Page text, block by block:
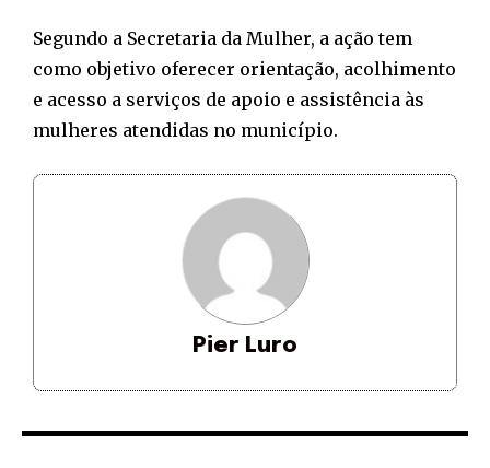
Segundo a Secretaria da Mulher, a ação tem
como objetivo oferecer orientação, acolhimento
e acesso a serviços de apoio e assistência às
mulheres atendidas no município.
Pier Luro